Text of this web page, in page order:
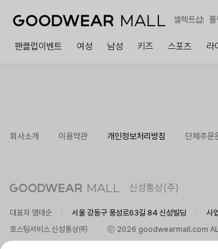
셀렉트샵
팬클럽이벤트 여성 남성 키즈 스포츠 라
회사소개 이용약관 개인정보처리방침 단체주문
신성통상(주)
대표자 염태순 서울 강동구 풍성로63길 84 신성빌딩 사
호스팅서비스 신성통상㈜
ⓒ 2026 goodwearmall.com